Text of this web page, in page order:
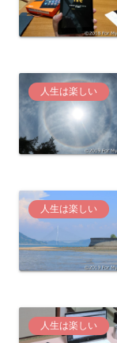
人生は楽しい
人生は楽しい
人生は楽しい